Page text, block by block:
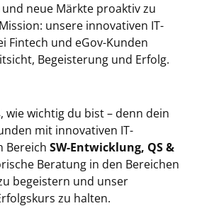
neue Märkte proaktiv zu
unsere innovativen IT-
Fintech und eGov-Kunden
Begeisterung und Erfolg.
wie wichtig du bist – denn dein
mit innovativen IT-
Bereich SW-Entwicklung, QS &
Beratung in den Bereichen
begeistern und unser
zu halten.